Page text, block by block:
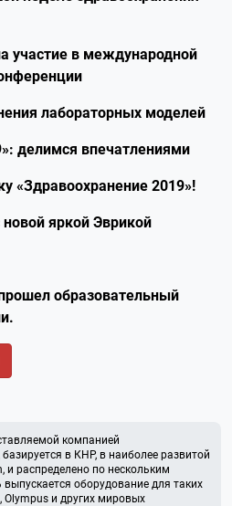
участие в международной
лабораторных моделей
делимся впечатлениями
«Здравоохранение 2019»!
яркой Эврикой
образовательный
компанией
в КНР, в наиболее развитой
и распределено по нескольким
оборудование для таких
Olympus и других мировых